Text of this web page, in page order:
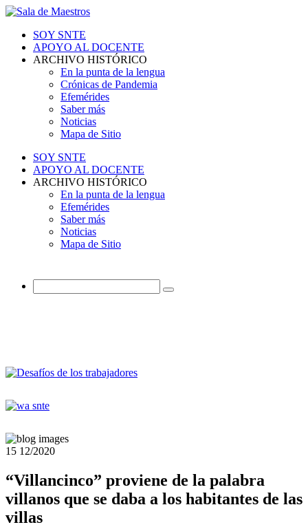
SOY SNTE
APOYO AL DOCENTE
ARCHIVO HISTÓRICO
En la punta de la lengua
Crónicas de Pandemia
Efemérides
Saber más
Noticias
Mapa de Sitio
SOY SNTE
APOYO AL DOCENTE
ARCHIVO HISTÓRICO
En la punta de la lengua
Efemérides
Saber más
Noticias
Mapa de Sitio
15 12/2020
“Villancinco” proviene de la palabra
villanos que se daba a los habitantes de las
villas